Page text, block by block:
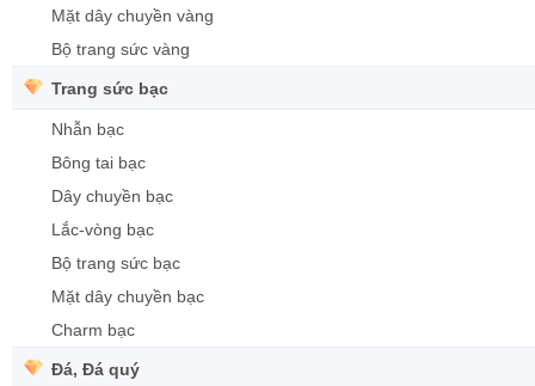
Mặt dây chuyền vàng
Bộ trang sức vàng
Trang sức bạc
Nhẫn bạc
Bông tai bạc
Dây chuyền bạc
Lắc-vòng bạc
Bộ trang sức bạc
Mặt dây chuyền bạc
Charm bạc
Đá, Đá quý